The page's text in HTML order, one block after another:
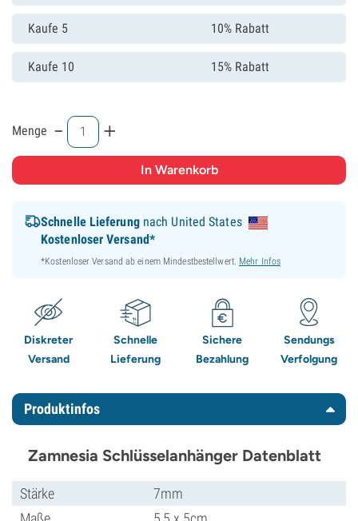
Kaufe 5 10% Rabatt
Kaufe 10 15% Rabatt
Menge - +
Schnelle Lieferungnach United States
Kostenloser Versand*
*Kostenloser Versand ab einem Mindestbestellwert. Mehr Infos
Diskreter
Versand
Schnelle
Lieferung
Sichere
Bezahlung
Sendungs
Verfolgung
Produktinfos
Zamnesia Schlüsselanhänger Datenblatt
Stärke
7mm